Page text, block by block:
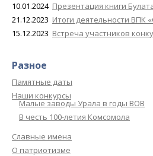
10.01.2024 Презентация книги
21.12.2023 Итоги деятельности ВПК
15.12.2023 Встреча участников
Разное
Памятные даты
Наши конкурсы
Малые заводы Урала в годы ВОВ
В честь 100-летия Комсомола
Славные имена
О патриотизме